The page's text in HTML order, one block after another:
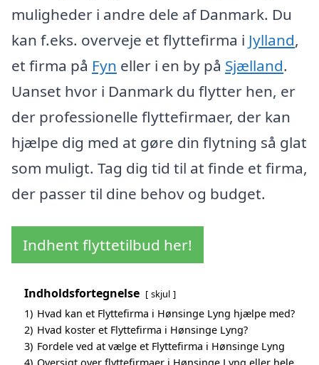
muligheder i andre dele af Danmark. Du
kan f.eks. overveje et flyttefirma i Jylland,
et firma på Fyn eller i en by på Sjælland.
Uanset hvor i Danmark du flytter hen, er
der professionelle flyttefirmaer, der kan
hjælpe dig med at gøre din flytning så glat
som muligt. Tag dig tid til at finde et firma,
der passer til dine behov og budget.
Indhent flyttetilbud her!
Indholdsfortegnelse skjul
1) Hvad kan et Flyttefirma i Hønsinge Lyng hjælpe med?
2) Hvad koster et Flyttefirma i Hønsinge Lyng?
3) Fordele ved at vælge et Flyttefirma i Hønsinge Lyng